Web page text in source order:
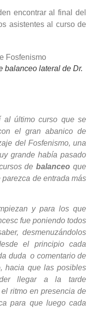
encontrar al final del
asistentes al curso de
balanceo lateral de Dr.
al último curso que se
el gran abanico de
del Fosfenismo, una
grande había pasado
debalanceo que
de entrada más
y para los que
fue poniendo todos
desmenuzándolos
el principio cada
duda o comentario de
hacia que las posibles
llegar a la tarde
el ritmo en presencia de
para que luego cada